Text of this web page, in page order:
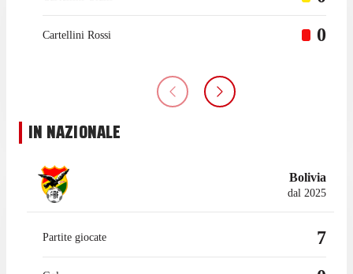
Cartellini Rossi 0
IN NAZIONALE
Bolivia
dal 2025
Partite giocate 7